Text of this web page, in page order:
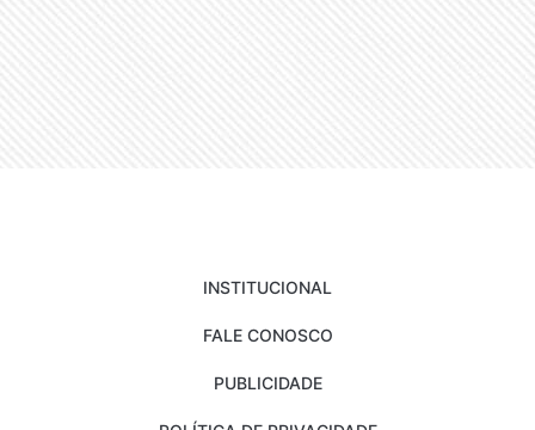
INSTITUCIONAL
FALE CONOSCO
PUBLICIDADE